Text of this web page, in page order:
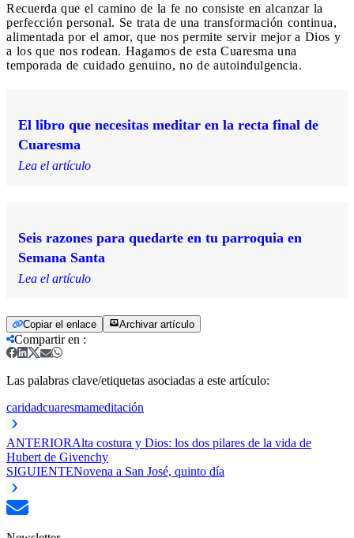
Recuerda que el camino de la fe no consiste en alcanzar la
perfección personal. Se trata de una transformación continua,
alimentada por el amor, que nos permite servir mejor a Dios y
a los que nos rodean. Hagamos de esta Cuaresma una
temporada de cuidado genuino, no de autoindulgencia.
El libro que necesitas meditar en la recta final de
Cuaresma
Lea el artículo
Seis razones para quedarte en tu parroquia en
Semana Santa
Lea el artículo
Copiar el enlace Archivar artículo
Compartir en :
Las palabras clave/etiquetas asociadas a este artículo:
caridadcuaresmameditación
ANTERIORAlta costura y Dios: los dos pilares de la vida de
Hubert de Givenchy
SIGUIENTENovena a San José, quinto día